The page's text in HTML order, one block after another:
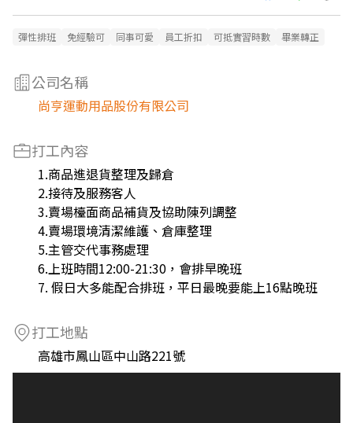
彈性排班 免經驗可 同事可愛 員工折扣 可抵實習時數 畢業轉正
公司名稱
尚亨運動用品股份有限公司
打工內容
1.商品進退貨整理及歸倉
2.接待及服務客人
3.賣場檯面商品補貨及協助陳列調整
4.賣場環境清潔維護、倉庫整理
5.主管交代事務處理
6.上班時間12:00-21:30，會排早晚班
7. 假日大多能配合排班，平日最晚要能上16點晚班
打工地點
高雄市鳳山區中山路221號